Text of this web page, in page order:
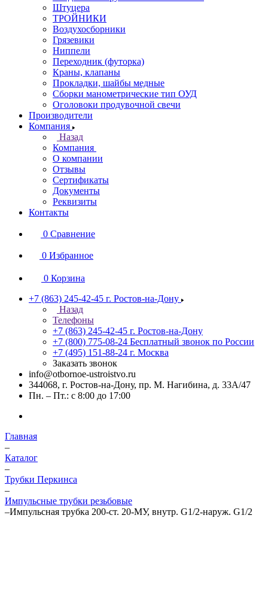
Штуцера
ТРОЙНИКИ
Воздухосборники
Грязевики
Ниппели
Переходник (футорка)
Краны, клапаны
Прокладки, шайбы медные
Сборки манометрические тип ОУД
Оголовоки продувочной свечи
Производители
Компания
Назад
Компания
О компании
Отзывы
Сертификаты
Документы
Реквизиты
Контакты
0 Сравнение
0 Избранное
0 Корзина
+7 (863) 245-42-45 г. Ростов-на-Дону
Назад
Телефоны
+7 (863) 245-42-45 г. Ростов-на-Дону
+7 (800) 775-08-24 Бесплатный звонок по России
+7 (495) 151-88-24 г. Москва
Заказать звонок
info@otbornoe-ustroistvo.ru
344068, г. Ростов-на-Дону, пр. М. Нагибина, д. 33А/47
Пн. – Пт.: с 8:00 до 17:00
Главная
–
Каталог
–
Трубки Перкинса
–
Импульсные трубки резьбовые
–Импульсная трубка 200-ст. 20-МУ, внутр. G1/2-наруж. G1/2